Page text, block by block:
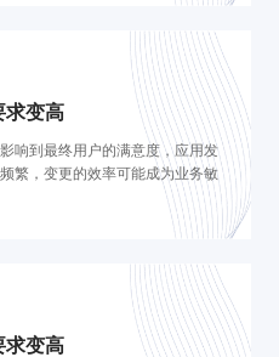
求变高
响到最终用户的满意度，应用发
繁，变更的效率可能成为业务敏
求变高